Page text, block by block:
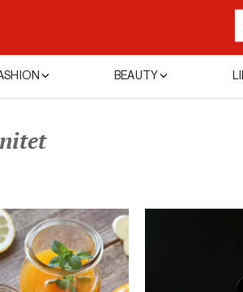
BEAUTY